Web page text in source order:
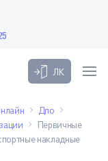
ЛК
Дпо
Первичные
накладные